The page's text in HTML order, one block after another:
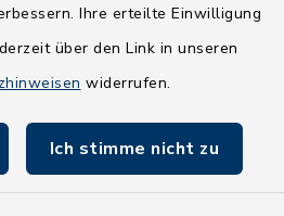
Ihre erteilte Einwilligung
über den Link in unseren
widerrufen.
Ich stimme nicht zu
2026